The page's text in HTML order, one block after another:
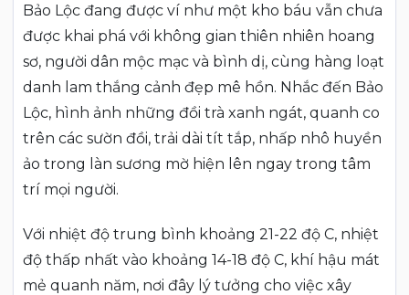
Bảo Lộc đang được ví như một kho báu vẫn chưa
được khai phá với không gian thiên nhiên hoang
sơ, người dân mộc mạc và bình dị, cùng hàng loạt
danh lam thắng cảnh đẹp mê hồn. Nhắc đến Bảo
Lộc, hình ảnh những đồi trà xanh ngát, quanh co
trên các sườn đồi, trải dài tít tắp, nhấp nhô huyền
ảo trong làn sương mờ hiện lên ngay trong tâm
trí mọi người.
Với nhiệt độ trung bình khoảng 21-22 độ C, nhiệt
độ thấp nhất vào khoảng 14-18 độ C, khí hậu mát
mẻ quanh năm, nơi đây lý tưởng cho việc xây